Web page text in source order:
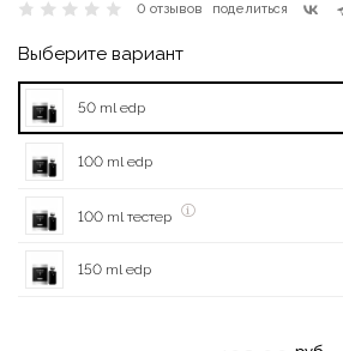
0 отзывов поделиться
Выберите вариант
50 ml edp
100 ml edp
100 ml тестер
150 ml edp